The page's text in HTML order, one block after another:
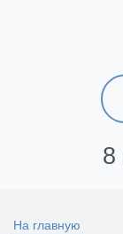
8
На главную